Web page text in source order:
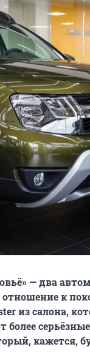
— два
отношение к
из салона,
более
кажется,